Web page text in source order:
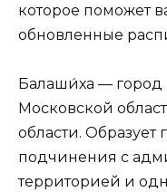
которое поможет
обновленные
Балаши́ха — город
Московской
области. Образует
подчинения с
территорией и